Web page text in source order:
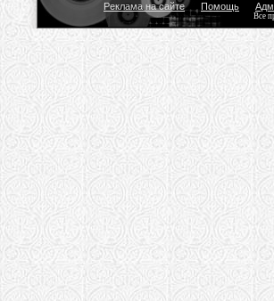
Реклама на сайте Помощь
Все